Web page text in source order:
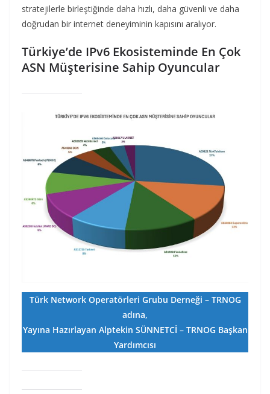
stratejilerle birleştiğinde daha hızlı, daha güvenli ve daha
doğrudan bir internet deneyiminin kapısını aralıyor.
Türkiye’de IPv6 Ekosisteminde En Çok
ASN Müşterisine Sahip Oyuncular
Türk Network Operatörleri Grubu Derneği – TRNOG
adına,
Yayına Hazırlayan Alptekin SÜNNETCİ – TRNOG Başkan
Yardımcısı